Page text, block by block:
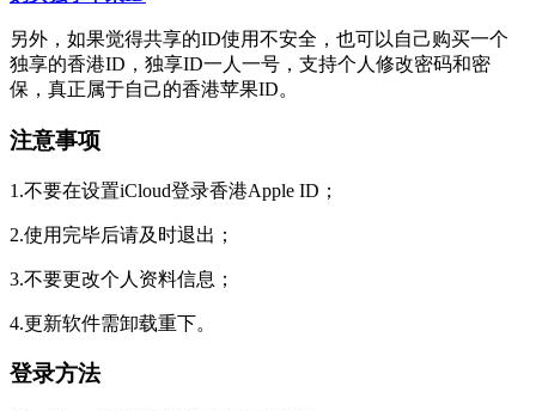
另外，如果觉得共享的ID使用不安全，也可以自己购买一个
独享的香港ID，独享ID一人一号，支持个人修改密码和密
保，真正属于自己的香港苹果ID。
注意事项
1.不要在设置iCloud登录香港Apple ID；
2.使用完毕后请及时退出；
3.不要更改个人资料信息；
4.更新软件需卸载重下。
登录方法